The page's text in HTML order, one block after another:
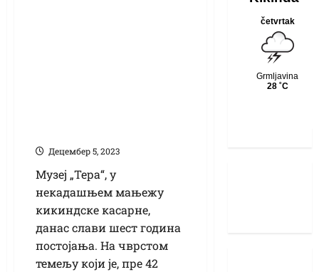
Децембер 5, 2023
Музеј „Тера“, у
некадашњем мањежу
кикиндске касарне,
данас слави шест година
постојања. На чврстом
темељу који је, пре 42